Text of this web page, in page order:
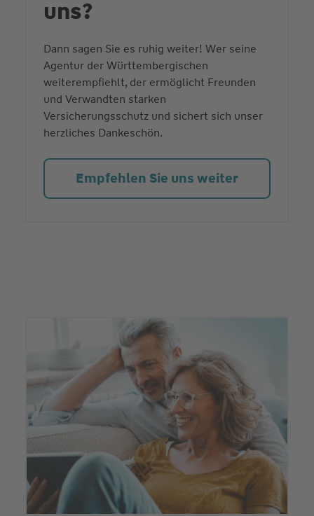
uns?
Dann sagen Sie es ruhig weiter! Wer seine
Agentur der Württembergischen
weiterempfiehlt, der ermöglicht Freunden
und Verwandten starken
Versicherungsschutz und sichert sich unser
herzliches Dankeschön.
Empfehlen Sie uns weiter